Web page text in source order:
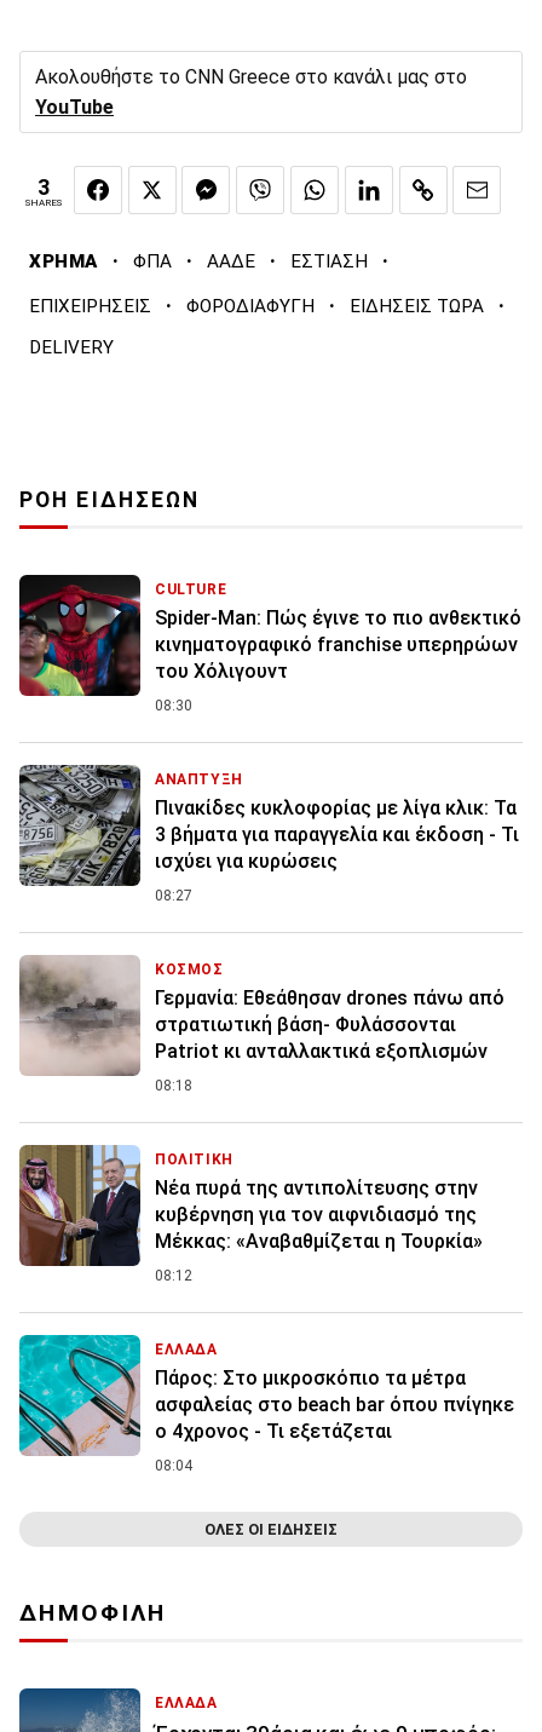
Ακολουθήστε το CNN Greece στο κανάλι μας στο
YouTube
3
SHARES
ΧΡΗΜΑ · ΦΠΑ · ΑΑΔΕ · ΕΣΤΙΑΣΗ ·
ΕΠΙΧΕΙΡΗΣΕΙΣ · ΦΟΡΟΔΙΑΦΥΓΗ · ΕΙΔΗΣΕΙΣ ΤΩΡΑ ·
DELIVERY
ΡΟΗ ΕΙΔΗΣΕΩΝ
CULTURE
Spider-Man: Πώς έγινε το πιο ανθεκτικό
κινηματογραφικό franchise υπερηρώων
του Χόλιγουντ
08:30
ΑΝΑΠΤΥΞΗ
Πινακίδες κυκλοφορίας με λίγα κλικ: Τα
3 βήματα για παραγγελία και έκδοση - Τι
ισχύει για κυρώσεις
08:27
ΚΟΣΜΟΣ
Γερμανία: Εθεάθησαν drones πάνω από
στρατιωτική βάση- Φυλάσσονται
Patriot κι ανταλλακτικά εξοπλισμών
08:18
ΠΟΛΙΤΙΚΗ
Νέα πυρά της αντιπολίτευσης στην
κυβέρνηση για τον αιφνιδιασμό της
Μέκκας: «Αναβαθμίζεται η Τουρκία»
08:12
ΕΛΛΑΔΑ
Πάρος: Στο μικροσκόπιο τα μέτρα
ασφαλείας στο beach bar όπου πνίγηκε
ο 4χρονος - Τι εξετάζεται
08:04
ΟΛΕΣ ΟΙ ΕΙΔΗΣΕΙΣ
ΔΗΜΟΦΙΛΗ
ΕΛΛΑΔΑ